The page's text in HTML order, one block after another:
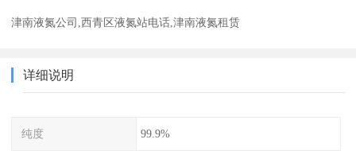
津南液氮公司,西青区液氮站电话,津南液氮租赁
详细说明
纯度 99.9%